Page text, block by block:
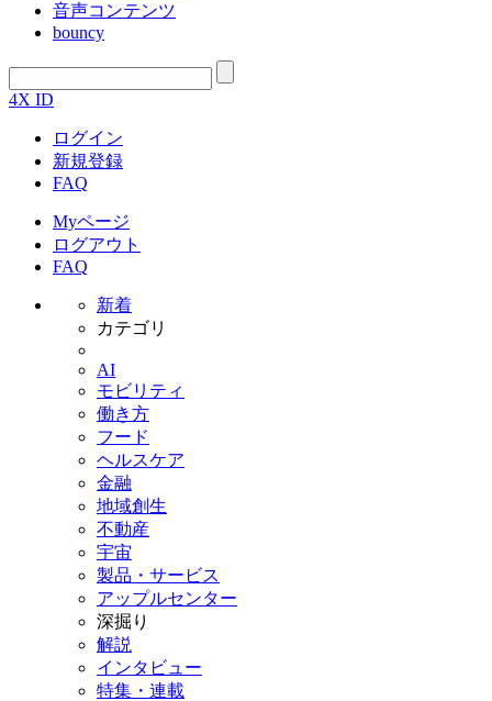
音声コンテンツ
bouncy
4X ID
ログイン
新規登録
FAQ
Myページ
ログアウト
FAQ
新着
カテゴリ
AI
モビリティ
働き方
フード
ヘルスケア
金融
地域創生
不動産
宇宙
製品・サービス
アップルセンター
深掘り
解説
インタビュー
特集・連載